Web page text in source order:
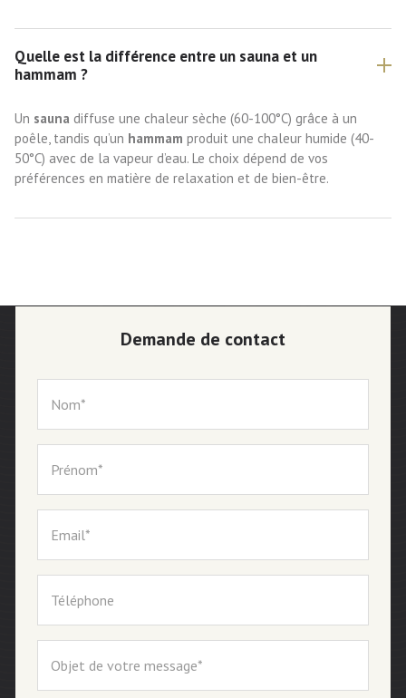
Quelle est la différence entre un sauna et un
hammam ?
Un sauna diffuse une chaleur sèche (60-100°C) grâce à un
poêle, tandis qu’un hammam produit une chaleur humide (40-
50°C) avec de la vapeur d’eau. Le choix dépend de vos
préférences en matière de relaxation et de bien-être.
Demande de contact